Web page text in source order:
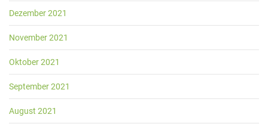
Dezember 2021
November 2021
Oktober 2021
September 2021
August 2021